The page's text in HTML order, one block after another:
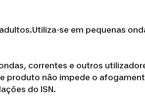
se em pequenas
correntes e outros
produto não impede o
do ISN.